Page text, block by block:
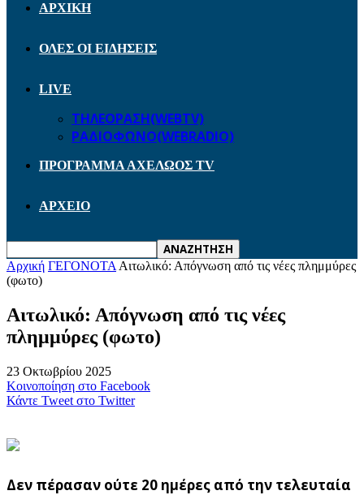
ΑΡΧΙΚΗ
ΟΛΕΣ ΟΙ ΕΙΔΗΣΕΙΣ
LIVE
ΤΗΛΕΟΡΑΣΗ(WEBTV)
ΡΑΔΙΟΦΩΝΟ(WEBRADIO)
ΠΡΟΓΡΑΜΜΑ ΑΧΕΛΩΟΣ TV
ΑΡΧΕΙΟ
Αρχική ΓΕΓΟΝΟΤΑ Αιτωλικό: Απόγνωση από τις νέες πλημμύρες
(φωτο)
Αιτωλικό: Απόγνωση από τις νέες
πλημμύρες (φωτο)
23 Οκτωβρίου 2025
Κοινοποίηση στο Facebook
Κάντε Tweet στο Twitter
Δεν πέρασαν ούτε 20 ημέρες από την τελευταία